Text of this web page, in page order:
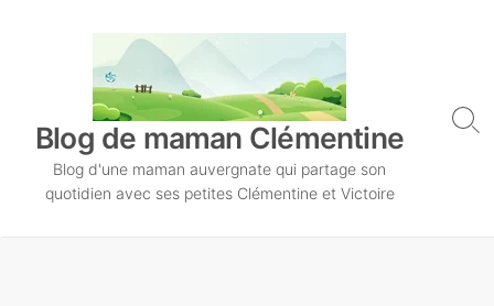
n
Blog de maman Clémentine
Blog d'une maman auvergnate qui partage son
quotidien avec ses petites Clémentine et Victoire
S